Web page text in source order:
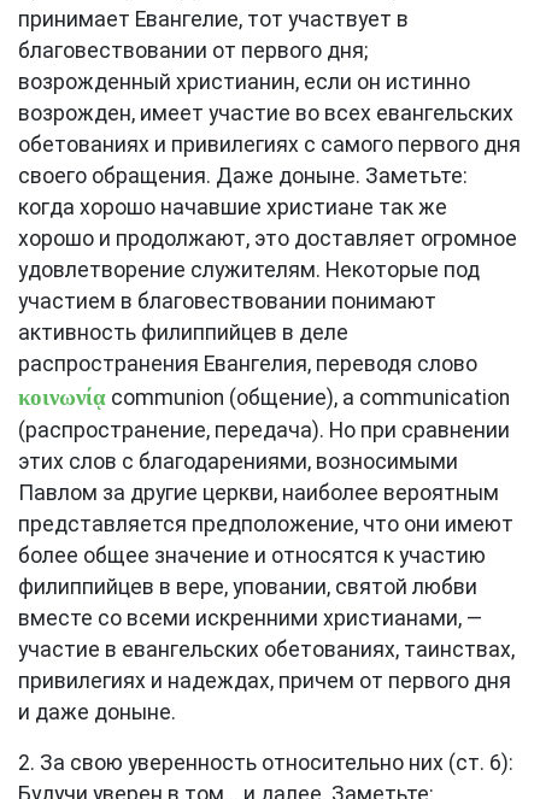
принимает Евангелие, тот участвует в
благовествовании от первого дня;
возрожденный христианин, если он истинно
возрожден, имеет участие во всех евангельских
обетованиях и привилегиях с самого первого дня
своего обращения. Даже доныне. Заметьте:
когда хорошо начавшие христиане так же
хорошо и продолжают, это доставляет огромное
удовлетворение служителям. Некоторые под
участием в благовествовании понимают
активность филиппийцев в деле
распространения Евангелия, переводя слово
κοινωνίᾳ communion (общение), a communication
(распространение, передача). Но при сравнении
этих слов с благодарениями, возносимыми
Павлом за другие церкви, наиболее вероятным
представляется предположение, что они имеют
более общее значение и относятся к участию
филиппийцев в вере, уповании, святой любви
вместе со всеми искренними христианами, —
участие в евангельских обетованиях, таинствах,
привилегиях и надеждах, причем от первого дня
и даже доныне.
2. За свою уверенность относительно них (ст. 6):
Будучи уверен в том... и далее. Заметьте: